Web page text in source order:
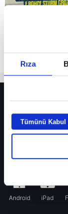
Rıza
Tümünü Kabul
Fenerbahçe’de
Fenerbahçe’nin
Galatasaray’da rota
Android iPad